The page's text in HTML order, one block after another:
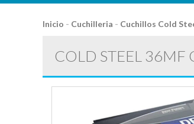
Inicio - Cuchilleria - Cuchillos Cold
COLD STEEL 36MF